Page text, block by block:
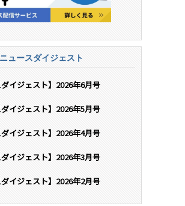
ュースダイジェスト
ダイジェスト】2026年6月号
ダイジェスト】2026年5月号
ダイジェスト】2026年4月号
ダイジェスト】2026年3月号
ダイジェスト】2026年2月号